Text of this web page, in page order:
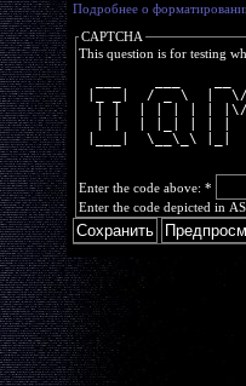
Подробнее о
CAPTCHA
This question is for testing
|_ _|  / _ \  |
| |  | | | | |
| |  | |_| | | |
|___|  \__\_\
Enter the code above: *
Enter the code depicted in